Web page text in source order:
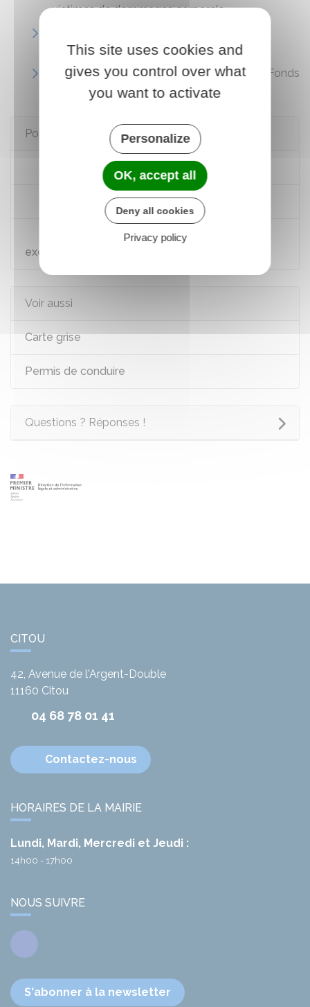
victimes de dommages corporels
tentative de vol d'un véhicule
Accident de la route : indemnisation par le Fonds
de garantie des victimes
Pour en savoir plus
Assurance automobile
Se préparer à s'assurer
Vérifier qu'un établissement est autorisé à
exercer
Voir aussi
Carte grise
Permis de conduire
Questions ? Réponses !
CITOU
42, Avenue de l'Argent-Double
11160 Citou
04 68 78 01 41
Contactez-nous
HORAIRES DE LA MAIRIE
Lundi, Mardi, Mercredi et Jeudi :
14h00 - 17h00
NOUS SUIVRE
Facebook
S'abonner à la newsletter
This site uses cookies and
gives you control over what
you want to activate
Personalize
OK, accept all
Deny all cookies
Privacy policy